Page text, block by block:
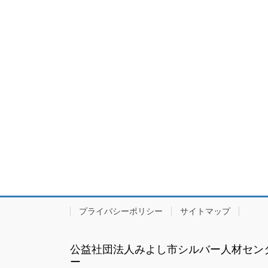
プライバシーポリシー サイトマップ
公益社団法人みよし市シルバー人材セン
ー